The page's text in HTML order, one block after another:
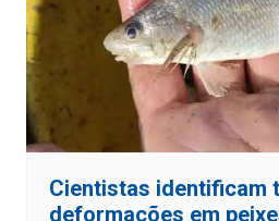
Cientistas identificam
deformações em